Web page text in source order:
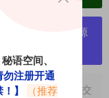
号处理，素材资源
了您的权限可以提交
语空间、
勿注册开通
】
（推荐